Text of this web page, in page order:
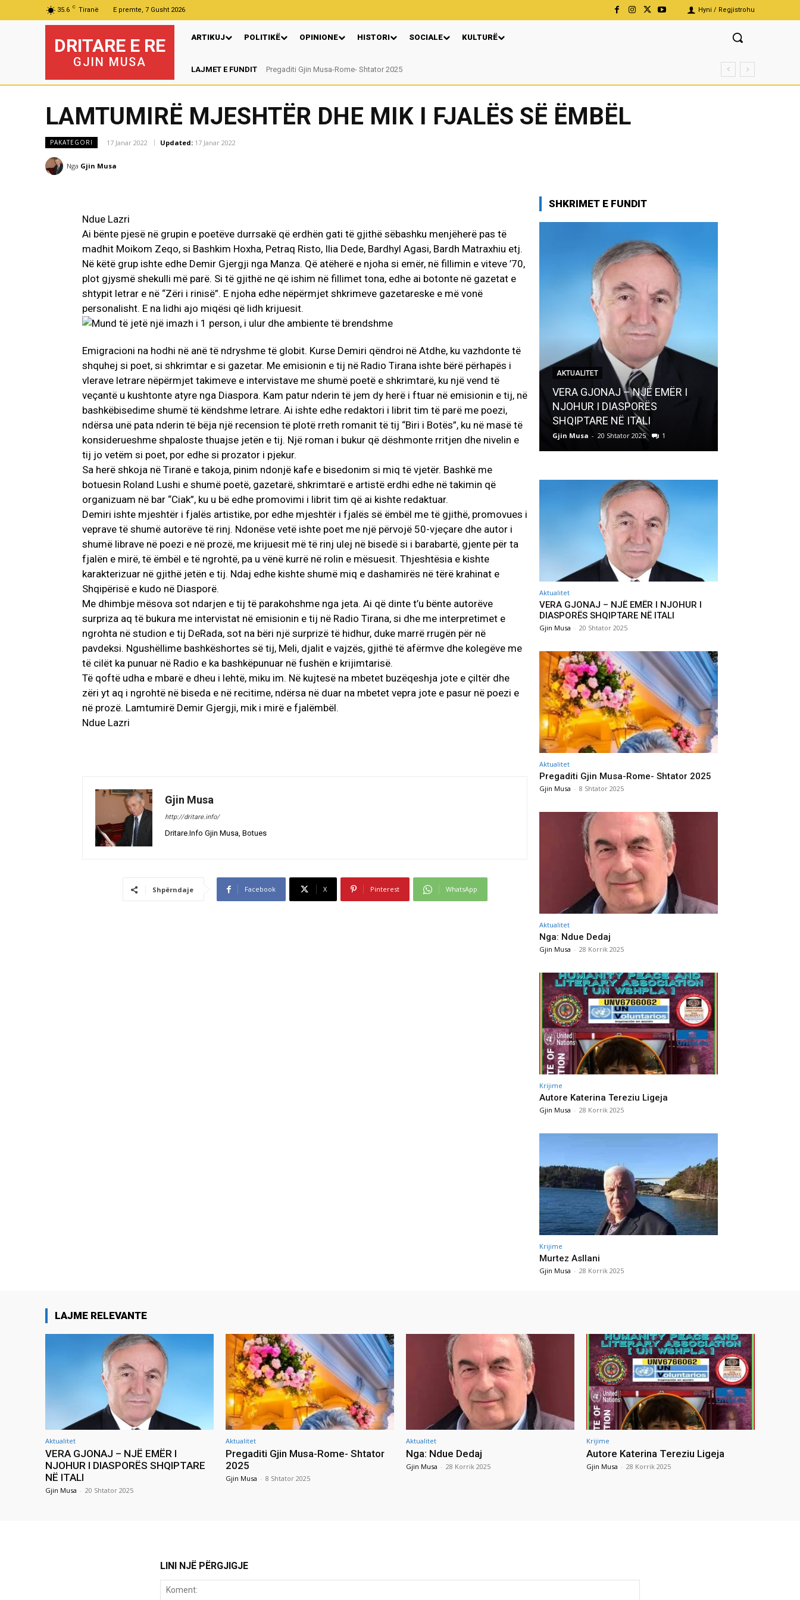
35.6 C Tiranë E premte, 7 Gusht 2026 Hyni / Regjistrohu
DRITARE E RE
GJIN MUSA
ARTIKUJ POLITIKË OPINIONE HISTORI SOCIALE KULTURË
LAJMET E FUNDIT Pregaditi Gjin Musa-Rome- Shtator 2025
Nga: Ndue Dedaj
LAMTUMIRË MJESHTËR DHE MIK I FJALËS SË ËMBËL
PAKATEGORI 17 Janar 2022 Updated: 17 Janar 2022
Nga Gjin Musa
Ndue Lazri
Ai bënte pjesë në grupin e poetëve durrsakë që erdhën gati të gjithë sëbashku menjëherë pas të
madhit Moikom Zeqo, si Bashkim Hoxha, Petraq Risto, Ilia Dede, Bardhyl Agasi, Bardh Matraxhiu etj.
Në këtë grup ishte edhe Demir Gjergji nga Manza. Që atëherë e njoha si emër, në fillimin e viteve ’70,
plot gjysmë shekulli më parë. Si të gjithë ne që ishim në fillimet tona, edhe ai botonte në gazetat e
shtypit letrar e në “Zëri i rinisë”. E njoha edhe nëpërmjet shkrimeve gazetareske e më vonë
personalisht. E na lidhi ajo miqësi që lidh krijuesit.
Emigracioni na hodhi në anë të ndryshme të globit. Kurse Demiri qëndroi në Atdhe, ku vazhdonte të
shquhej si poet, si shkrimtar e si gazetar. Me emisionin e tij në Radio Tirana ishte bërë përhapës i
vlerave letrare nëpërmjet takimeve e intervistave me shumë poetë e shkrimtarë, ku një vend të
veçantë u kushtonte atyre nga Diaspora. Kam patur nderin të jem dy herë i ftuar në emisionin e tij, në
bashkëbisedime shumë të këndshme letrare. Ai ishte edhe redaktori i librit tim të parë me poezi,
ndërsa unë pata nderin të bëja një recension të plotë rreth romanit të tij “Biri i Botës”, ku në masë të
konsiderueshme shpaloste thuajse jetën e tij. Një roman i bukur që dëshmonte rritjen dhe nivelin e
tij jo vetëm si poet, por edhe si prozator i pjekur.
Sa herë shkoja në Tiranë e takoja, pinim ndonjë kafe e bisedonim si miq të vjetër. Bashkë me
botuesin Roland Lushi e shumë poetë, gazetarë, shkrimtarë e artistë erdhi edhe në takimin që
organizuam në bar “Ciak”, ku u bë edhe promovimi i librit tim që ai kishte redaktuar.
Demiri ishte mjeshtër i fjalës artistike, por edhe mjeshtër i fjalës së ëmbël me të gjithë, promovues i
veprave të shumë autorëve të rinj. Ndonëse vetë ishte poet me një përvojë 50-vjeçare dhe autor i
shumë librave në poezi e në prozë, me krijuesit më të rinj ulej në bisedë si i barabartë, gjente për ta
fjalën e mirë, të ëmbël e të ngrohtë, pa u vënë kurrë në rolin e mësuesit. Thjeshtësia e kishte
karakterizuar në gjithë jetën e tij. Ndaj edhe kishte shumë miq e dashamirës në tërë krahinat e
Shqipërisë e kudo në Diasporë.
Me dhimbje mësova sot ndarjen e tij të parakohshme nga jeta. Ai që dinte t’u bënte autorëve
surpriza aq të bukura me intervistat në emisionin e tij në Radio Tirana, si dhe me interpretimet e
ngrohta në studion e tij DeRada, sot na bëri një surprizë të hidhur, duke marrë rrugën për në
pavdeksi. Ngushëllime bashkëshortes së tij, Meli, djalit e vajzës, gjithë të afërmve dhe kolegëve me
të cilët ka punuar në Radio e ka bashkëpunuar në fushën e krijimtarisë.
Të qoftë udha e mbarë e dheu i lehtë, miku im. Në kujtesë na mbetet buzëqeshja jote e çiltër dhe
zëri yt aq i ngrohtë në biseda e në recitime, ndërsa në duar na mbetet vepra jote e pasur në poezi e
në prozë. Lamtumirë Demir Gjergji, mik i mirë e fjalëmbël.
Ndue Lazri
Gjin Musa
http://dritare.info/
Dritare.Info Gjin Musa, Botues
Shpërndaje Facebook X Pinterest WhatsApp
SHKRIMET E FUNDIT
AKTUALITET
VERA GJONAJ – NJË EMËR I
NJOHUR I DIASPORËS
SHQIPTARE NË ITALI
Gjin Musa - 20 Shtator 2025 1
Aktualitet
VERA GJONAJ – NJË EMËR I NJOHUR I
DIASPORËS SHQIPTARE NË ITALI
Gjin Musa - 20 Shtator 2025
Aktualitet
Pregaditi Gjin Musa-Rome- Shtator 2025
Gjin Musa - 8 Shtator 2025
Aktualitet
Nga: Ndue Dedaj
Gjin Musa - 28 Korrik 2025
Krijime
Autore Katerina Tereziu Ligeja
Gjin Musa - 28 Korrik 2025
Krijime
Murtez Asllani
Gjin Musa - 28 Korrik 2025
LAJME RELEVANTE
Aktualitet
VERA GJONAJ – NJË EMËR I
NJOHUR I DIASPORËS SHQIPTARE
NË ITALI
Gjin Musa - 20 Shtator 2025
Aktualitet
Pregaditi Gjin Musa-Rome- Shtator
2025
Gjin Musa - 8 Shtator 2025
Aktualitet
Nga: Ndue Dedaj
Gjin Musa - 28 Korrik 2025
Krijime
Autore Katerina Tereziu Ligeja
Gjin Musa - 28 Korrik 2025
LINI NJË PËRGJIGJE